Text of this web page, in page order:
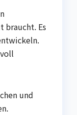
braucht. Es
und